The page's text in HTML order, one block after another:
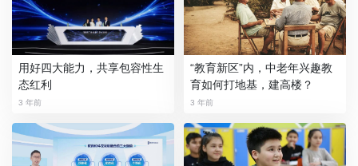
用好四大能力，共享包容性生
态红利
3 年前
“教育新区”内，中老年兴趣教
育如何打地基，建高楼？
3 年前